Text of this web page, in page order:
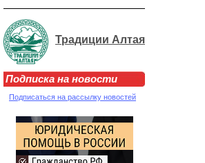
Традиции Алтая
Подписка на новости
Подписаться на рассылку новостей